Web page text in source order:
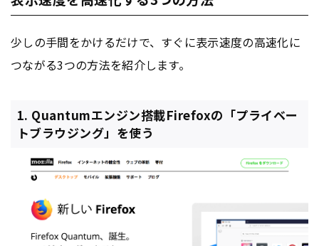
少しの手間をかけるだけで、すぐに表示速度の高速化に
つながる3つの方法を紹介します。
1. Quantumエンジン搭載Firefoxの「プライベー
トブラウジング」を使う